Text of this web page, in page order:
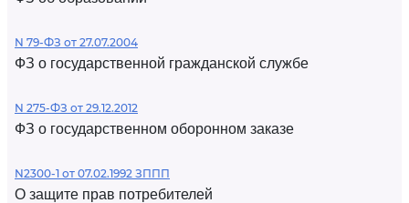
N 79-ФЗ от 27.07.2004
ФЗ о государственной гражданской службе
N 275-ФЗ от 29.12.2012
ФЗ о государственном оборонном заказе
N2300-1 от 07.02.1992 ЗППП
О защите прав потребителей